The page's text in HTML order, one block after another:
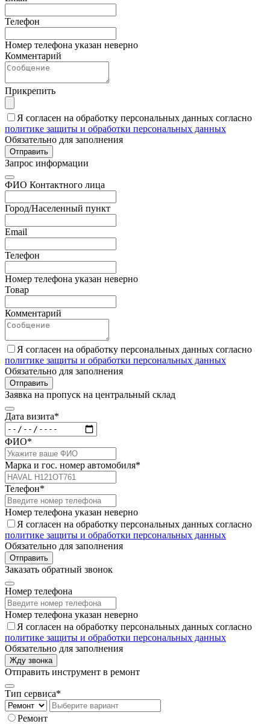
Телефон
Номер телефона указан неверно
Комментарий
Прикрепить
Я согласен на обработку персональных данных согласно
политике защиты и обработки персональных данных
Обязательно для заполнения
Отправить
Запрос информации
ФИО Контактного лица
Город/Населенный пункт
Email
Телефон
Номер телефона указан неверно
Товар
Комментарий
Я согласен на обработку персональных данных согласно
политике защиты и обработки персональных данных
Обязательно для заполнения
Отправить
Заявка на пропуск на центральный склад
Дата визита*
ФИО*
Марка и гос. номер автомобиля*
Телефон*
Номер телефона указан неверно
Я согласен на обработку персональных данных согласно
политике защиты и обработки персональных данных
Обязательно для заполнения
Отправить
Заказать обратный звонок
Номер телефона
Номер телефона указан неверно
Я согласен на обработку персональных данных согласно
политике защиты и обработки персональных данных
Обязательно для заполнения
Жду звонка
Отправить инструмент в ремонт
Тип сервиса*
Ремонт